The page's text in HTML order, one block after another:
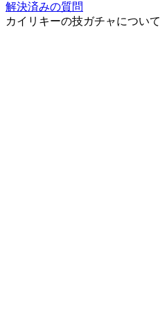
解決済みの質問
カイリキーの技ガチャについて